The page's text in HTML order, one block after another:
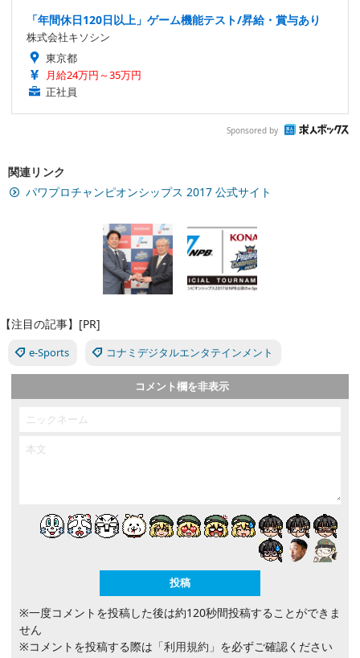
「年間休日120日以上」ゲーム機能テスト/昇給・賞与あり
株式会社キソシン
東京都
月給24万円～35万円
正社員
Sponsored by
関連リンク
パワプロチャンピオンシップス 2017 公式サイト
【注目の記事】[PR]
e-Sports コナミデジタルエンタテインメント
コメント欄を非表示
※一度コメントを投稿した後は約120秒間投稿することができま
せん
※コメントを投稿する際は 「利用規約」 を必ずご確認ください